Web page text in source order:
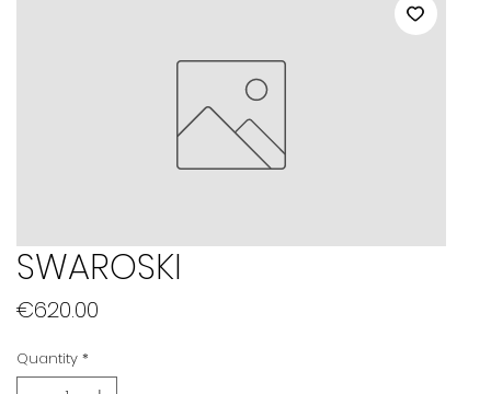
SWAROSKI
€620.00
Quantity *